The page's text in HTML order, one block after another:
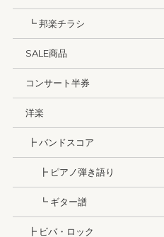
┗ 邦楽チラシ
SALE商品
コンサート半券
洋楽
┣ バンドスコア
┣ ピアノ弾き語り
┗ ギター譜
┣ ビバ・ロック